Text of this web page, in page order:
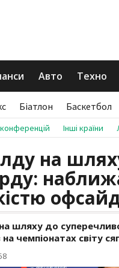
Авто Техно
Біатлон Баскетбол
конференцій Інші країни
на
шляху до
чемпіонатах світу